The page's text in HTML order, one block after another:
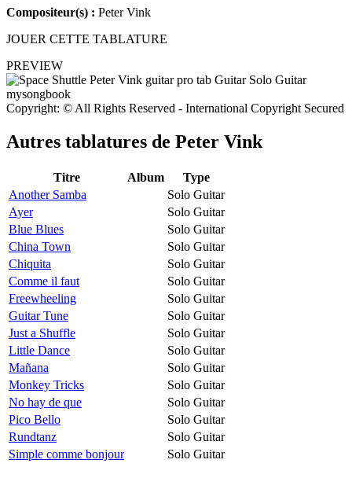
Compositeur(s) : Peter Vink
JOUER CETTE TABLATURE
PREVIEW
Copyright: © All Rights Reserved - International Copyright Secured
Autres tablatures de Peter Vink
Titre Album
Type
Another Samba
Solo Guitar
Ayer
Solo Guitar
Blue Blues
Solo Guitar
China Town
Solo Guitar
Chiquita
Solo Guitar
Comme il faut
Solo Guitar
Freewheeling
Solo Guitar
Guitar Tune
Solo Guitar
Just a Shuffle
Solo Guitar
Little Dance
Solo Guitar
Mañana
Solo Guitar
Monkey Tricks
Solo Guitar
No hay de que
Solo Guitar
Pico Bello
Solo Guitar
Rundtanz
Solo Guitar
Simple comme bonjour
Solo Guitar